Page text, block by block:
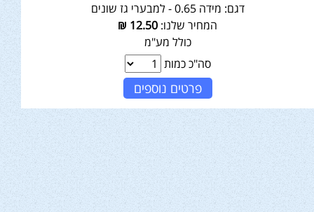
דגם: מידה 0.65 - למבערי גז שונים
המחיר שלנו: 12.50
₪
כולל מע"מ
סה"כ כמות
פרטים נוספים